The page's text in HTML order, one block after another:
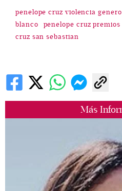
Más
penelope cruz violencia genero
blanco
penelope cruz
cruz san sebastian